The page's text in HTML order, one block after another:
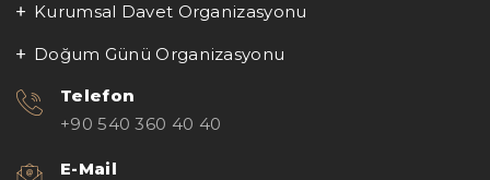
Kurumsal Davet Organizasyonu
Doğum Günü Organizasyonu
Telefon
+90 540 360 40 40
E-Mail